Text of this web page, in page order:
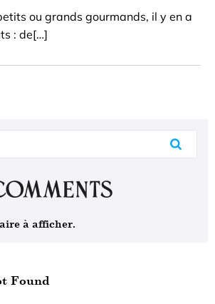
ou grands gourmands, il y en a
: de[…]
à afficher.
Found